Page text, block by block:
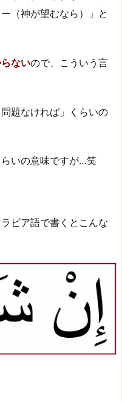
（神が望むなら）」と
ないので、こういう言
題なければ」くらいの
いの意味ですが…笑
ビア語で書くとこんな